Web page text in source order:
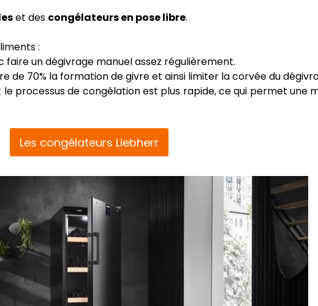
et des congélateurs en pose libre.
:
faire un dégivrage manuel assez régulièrement.
de 70% la formation de givre et ainsi limiter la corvée du
processus de congélation est plus rapide, ce qui permet une
Les congélateurs Liebherr